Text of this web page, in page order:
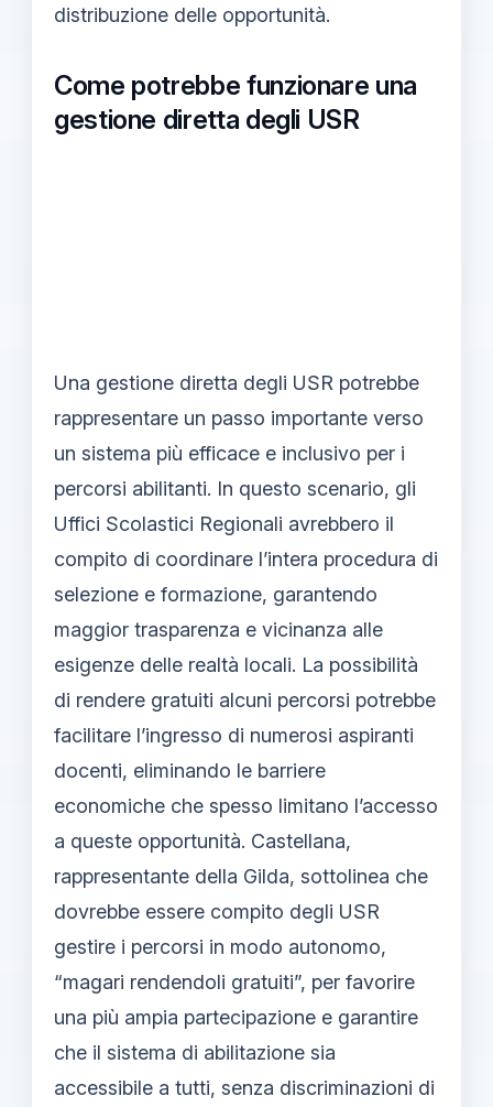
distribuzione delle opportunità.
Come potrebbe funzionare una
gestione diretta degli USR
Una gestione diretta degli USR potrebbe
rappresentare un passo importante verso
un sistema più efficace e inclusivo per i
percorsi abilitanti. In questo scenario, gli
Uffici Scolastici Regionali avrebbero il
compito di coordinare l’intera procedura di
selezione e formazione, garantendo
maggior trasparenza e vicinanza alle
esigenze delle realtà locali. La possibilità
di rendere gratuiti alcuni percorsi potrebbe
facilitare l’ingresso di numerosi aspiranti
docenti, eliminando le barriere
economiche che spesso limitano l’accesso
a queste opportunità. Castellana,
rappresentante della Gilda, sottolinea che
dovrebbe essere compito degli USR
gestire i percorsi in modo autonomo,
“magari rendendoli gratuiti”, per favorire
una più ampia partecipazione e garantire
che il sistema di abilitazione sia
accessibile a tutti, senza discriminazioni di